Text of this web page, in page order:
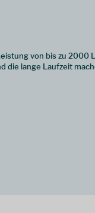
von bis zu 2000
die lange Laufzeit